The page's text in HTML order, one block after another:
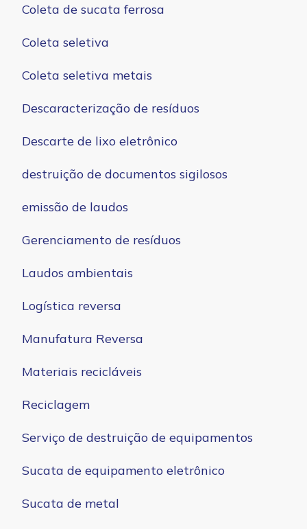
Coleta de sucata ferrosa
Coleta seletiva
Coleta seletiva metais
Descaracterização de resíduos
Descarte de lixo eletrônico
destruição de documentos sigilosos
emissão de laudos
Gerenciamento de resíduos
Laudos ambientais
Logística reversa
Manufatura Reversa
Materiais recicláveis
Reciclagem
Serviço de destruição de equipamentos
Sucata de equipamento eletrônico
Sucata de metal